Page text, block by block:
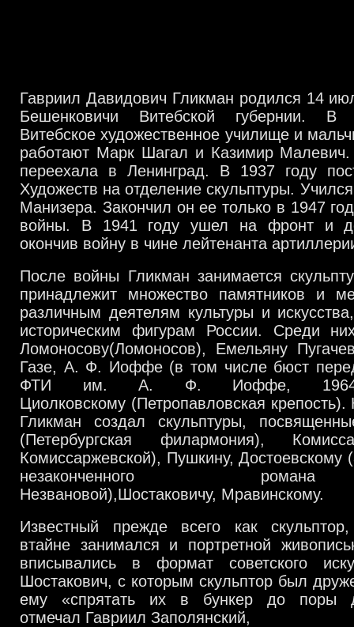
Гавриил Давидович Гликман родился 14
Бешенковичи Витебской губернии. В
Витебское художественное училище и
работают Марк Шагал и Казимир
переехала в Ленинград. В 1937 году
Художеств на отделение скульптуры.
Манизера. Закончил он ее только в 1947
войны. В 1941 году ушел на фронт и
окончив войну в чине лейтенанта
После войны Гликман занимается
принадлежит множество памятников и
различным деятелям культуры и
историческим фигурам России. Среди
Ломоносову(Ломоносов), Емельяну
Газе, А. Ф. Иоффе (в том числе бюст
ФТИ им. А. Ф. Иоффе,
Циолковскому (Петропавловская
Гликман создал скульптуры,
(Петербургская филармония),
Комисcаржевской), Пушкину, Достоевскому
незаконченного
Незвановой),Шостаковичу, Мравинскому.
Известный прежде всего как
втайне занимался и портретной
вписывались в формат советского
Шостакович, с которым скульптор был
ему «спрятать их в бункер до поры
отмечал Гавриил Заполянский,